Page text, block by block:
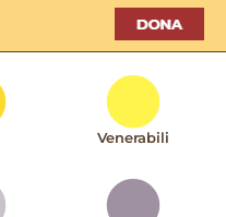
Venerabili